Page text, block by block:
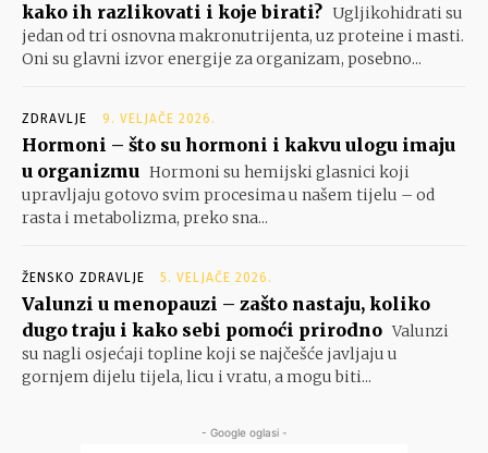
kako ih razlikovati i koje birati? Ugljikohidrati su
jedan od tri osnovna makronutrijenta, uz proteine i masti.
Oni su glavni izvor energije za organizam, posebno...
ZDRAVLJE 9. VELJAČE 2026.
Hormoni – što su hormoni i kakvu ulogu imaju
u organizmu Hormoni su hemijski glasnici koji
upravljaju gotovo svim procesima u našem tijelu – od
rasta i metabolizma, preko sna...
ŽENSKO ZDRAVLJE 5. VELJAČE 2026.
Valunzi u menopauzi – zašto nastaju, koliko
dugo traju i kako sebi pomoći prirodno Valunzi
su nagli osjećaji topline koji se najčešće javljaju u
gornjem dijelu tijela, licu i vratu, a mogu biti...
- Google oglasi -